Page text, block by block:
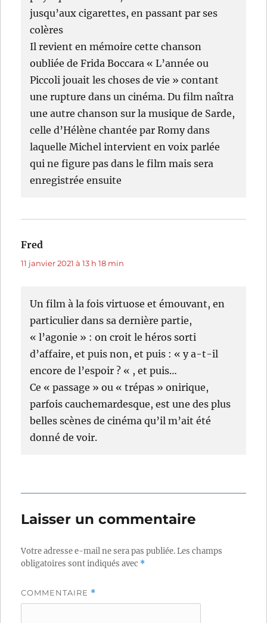
jusqu’aux cigarettes, en passant par ses
colères
Il revient en mémoire cette chanson
oubliée de Frida Boccara « L’année ou
Piccoli jouait les choses de vie » contant
une rupture dans un cinéma. Du film naîtra
une autre chanson sur la musique de Sarde,
celle d’Hélène chantée par Romy dans
laquelle Michel intervient en voix parlée
qui ne figure pas dans le film mais sera
enregistrée ensuite
Fred
11 janvier 2021 à 13 h 18 min
Un film à la fois virtuose et émouvant, en
particulier dans sa dernière partie,
« l’agonie » : on croit le héros sorti
d’affaire, et puis non, et puis : « y a-t-il
encore de l’espoir ? « , et puis…
Ce « passage » ou « trépas » onirique,
parfois cauchemardesque, est une des plus
belles scènes de cinéma qu’il m’ait été
donné de voir.
Laisser un commentaire
Votre adresse e-mail ne sera pas publiée.Les champs
obligatoires sont indiqués avec *
COMMENTAIRE *